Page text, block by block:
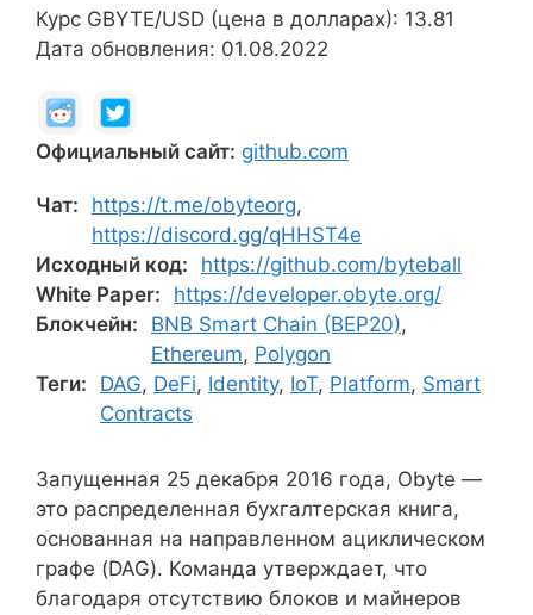
Курс GBYTE/USD (цена в долларах): 13.81
Дата обновления: 01.08.2022
Официальный сайт: github.com
Чат: https://t.me/obyteorg,
https://discord.gg/qHHST4e
Исходный код:
https://github.com/byteball
White Paper:
https://developer.obyte.org/
Блокчейн:
BNB Smart Chain (BEP20),
Ethereum, Polygon
Теги:
DAG, DeFi, Identity, IoT, Platform, Smart
Contracts
Запущенная 25 декабря 2016 года, Obyte —
это распределенная бухгалтерская книга,
основанная на направленном ациклическом
графе (DAG). Команда утверждает, что
благодаря отсутствию блоков и майнеров